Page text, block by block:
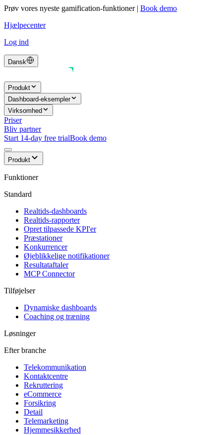
Prøv vores nyeste gamification-funktioner| Book demo
Hjælpecenter
Log ind
Dansk
Produkt
Dashboard-eksempler
Virksomhed
Priser
Bliv partner
Start 14-day free trialBook demo
Produkt
Funktioner
Standard
Realtids-dashboards
Realtids-rapporter
Opret tilpassede KPI'er
Præstationer
Konkurrencer
Øjeblikkelige notifikationer
Resultataftaler
MCP Connector
Tilføjelser
Dynamiske dashboards
Coaching og træning
Løsninger
Efter branche
Telekommunikation
Kontaktcentre
Rekruttering
eCommerce
Forsikring
Detail
Telemarketing
Hjemmesikkerhed